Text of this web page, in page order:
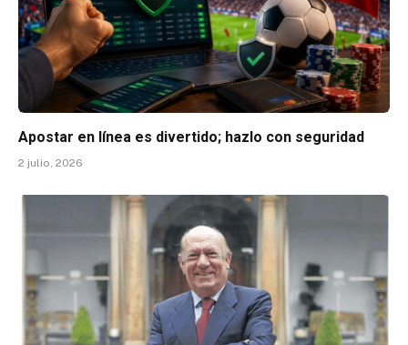
Apostar en línea es divertido; hazlo con seguridad
2 julio, 2026